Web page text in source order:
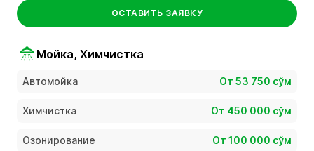
ОСТАВИТЬ ЗАЯВКУ
Мойка, Химчистка
Автомойка От 53 750 сўм
Химчистка От 450 000 сўм
Озонирование От 100 000 сўм